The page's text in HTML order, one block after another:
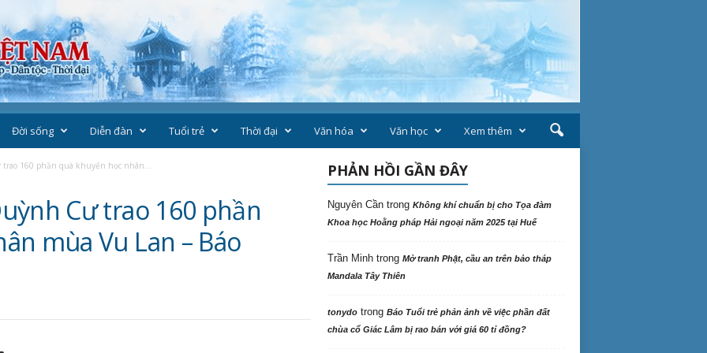
Đời sống Diễn đàn Tuổi trẻ Thời đại Văn hóa Văn học Xem thêm
160 phần quà khuyến học nhân...
Cư trao 160 phần
mùa Vu Lan – Báo
PHẢN HỒI GẦN ĐÂY
Nguyên Cầntrong Không khí chuẩn bị cho Tọa đàm
Khoa học Hoằng pháp Hải ngoại năm 2025 tại Huế
Trần Minhtrong Mở tranh Phật, cầu an trên bảo tháp
Mandala Tây Thiên
tonydotrong Báo Tuổi trẻ phản ảnh về việc phần đất
chùa cổ Giác Lâm bị rao bán với giá 60 tỉ đồng?